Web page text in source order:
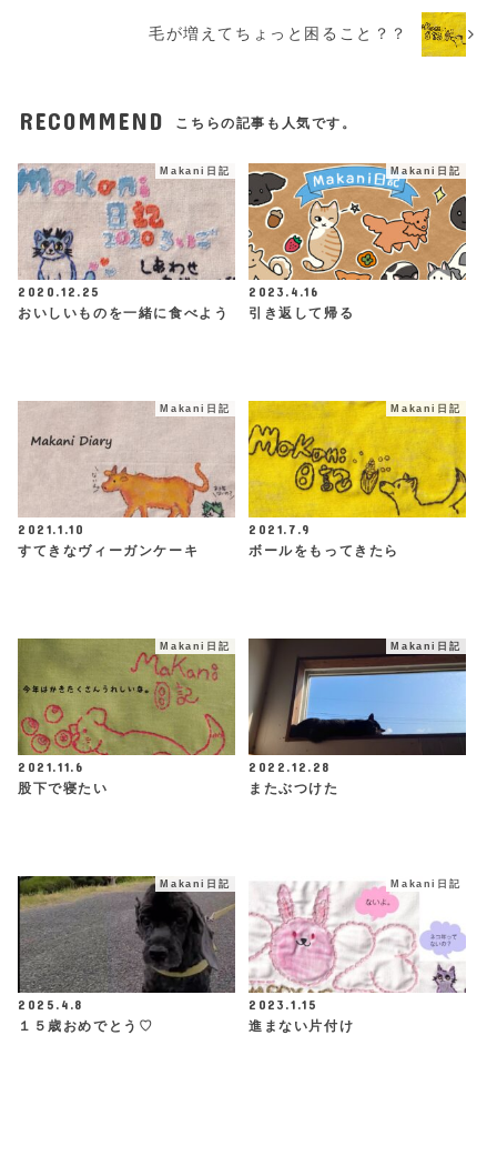
毛が増えてちょっと困ること？？
RECOMMEND こちらの記事も人気です。
Makani日記
2020.12.25
おいしいものを一緒に食べよう
Makani日記
2023.4.16
引き返して帰る
Makani日記
2021.1.10
すてきなヴィーガンケーキ
Makani日記
2021.7.9
ボールをもってきたら
Makani日記
2021.11.6
股下で寝たい
Makani日記
2022.12.28
またぶつけた
Makani日記
2025.4.8
１５歳おめでとう♡
Makani日記
2023.1.15
進まない片付け